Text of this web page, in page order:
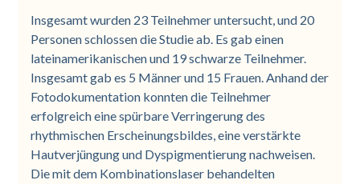
Insgesamt wurden 23 Teilnehmer untersucht, und 20
Personen schlossen die Studie ab. Es gab einen
lateinamerikanischen und 19 schwarze Teilnehmer.
Insgesamt gab es 5 Männer und 15 Frauen. Anhand der
Fotodokumentation konnten die Teilnehmer
erfolgreich eine spürbare Verringerung des
rhythmischen Erscheinungsbildes, eine verstärkte
Hautverjüngung und Dyspigmentierung nachweisen.
Die mit dem Kombinationslaser behandelten